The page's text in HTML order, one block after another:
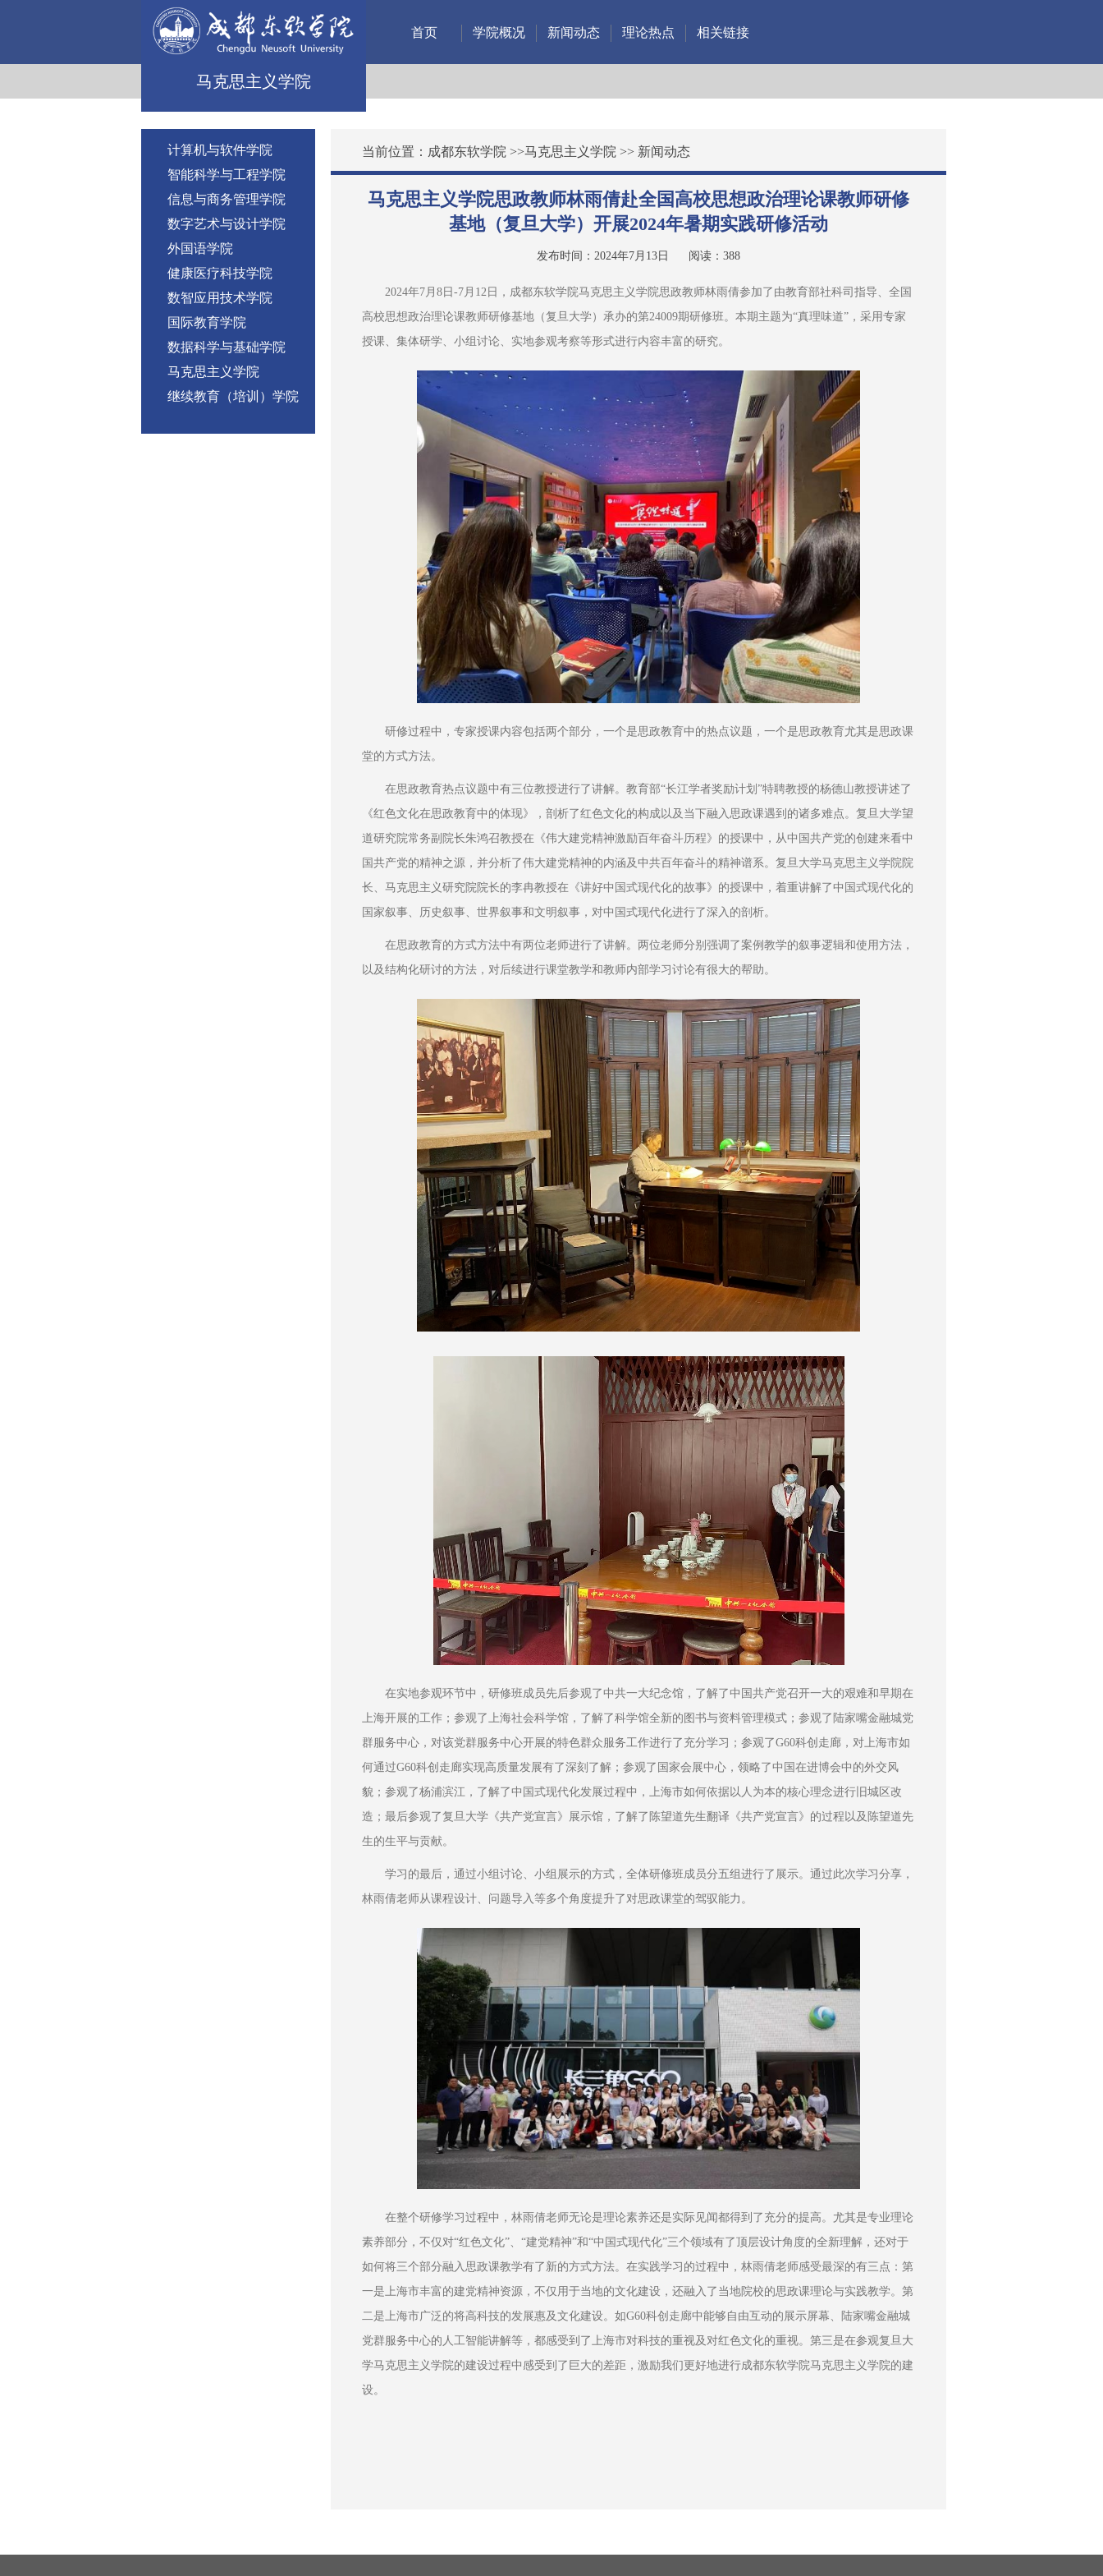
马克思主义学院
首页 学院概况 新闻动态 理论热点 相关链接
计算机与软件学院
智能科学与工程学院
信息与商务管理学院
数字艺术与设计学院
外国语学院
健康医疗科技学院
数智应用技术学院
国际教育学院
数据科学与基础学院
马克思主义学院
继续教育（培训）学院
当前位置： 成都东软学院 >>马克思主义学院 >> 新闻动态
马克思主义学院思政教师林雨倩赴全国高校思想政治理论课教师研修
基地（复旦大学）开展2024年暑期实践研修活动
发布时间：2024年7月13日 阅读： 388
2024年7月8日-7月12日，成都东软学院马克思主义学院思政教师林雨倩参加了由教育部社科司指导、全国
高校思想政治理论课教师研修基地（复旦大学）承办的第24009期研修班。本期主题为“真理味道”，采用专家
授课、集体研学、小组讨论、实地参观考察等形式进行内容丰富的研究。
研修过程中，专家授课内容包括两个部分，一个是思政教育中的热点议题，一个是思政教育尤其是思政课
堂的方式方法。
在思政教育热点议题中有三位教授进行了讲解。教育部“长江学者奖励计划”特聘教授的杨德山教授讲述了
《红色文化在思政教育中的体现》，剖析了红色文化的构成以及当下融入思政课遇到的诸多难点。复旦大学望
道研究院常务副院长朱鸿召教授在《伟大建党精神激励百年奋斗历程》的授课中，从中国共产党的创建来看中
国共产党的精神之源，并分析了伟大建党精神的内涵及中共百年奋斗的精神谱系。复旦大学马克思主义学院院
长、马克思主义研究院院长的李冉教授在《讲好中国式现代化的故事》的授课中，着重讲解了中国式现代化的
国家叙事、历史叙事、世界叙事和文明叙事，对中国式现代化进行了深入的剖析。
在思政教育的方式方法中有两位老师进行了讲解。两位老师分别强调了案例教学的叙事逻辑和使用方法，
以及结构化研讨的方法，对后续进行课堂教学和教师内部学习讨论有很大的帮助。
在实地参观环节中，研修班成员先后参观了中共一大纪念馆，了解了中国共产党召开一大的艰难和早期在
上海开展的工作；参观了上海社会科学馆，了解了科学馆全新的图书与资料管理模式；参观了陆家嘴金融城党
群服务中心，对该党群服务中心开展的特色群众服务工作进行了充分学习；参观了G60科创走廊，对上海市如
何通过G60科创走廊实现高质量发展有了深刻了解；参观了国家会展中心，领略了中国在进博会中的外交风
貌；参观了杨浦滨江，了解了中国式现代化发展过程中，上海市如何依据以人为本的核心理念进行旧城区改
造；最后参观了复旦大学《共产党宣言》展示馆，了解了陈望道先生翻译《共产党宣言》的过程以及陈望道先
生的生平与贡献。
学习的最后，通过小组讨论、小组展示的方式，全体研修班成员分五组进行了展示。通过此次学习分享，
林雨倩老师从课程设计、问题导入等多个角度提升了对思政课堂的驾驭能力。
在整个研修学习过程中，林雨倩老师无论是理论素养还是实际见闻都得到了充分的提高。尤其是专业理论
素养部分，不仅对“红色文化”、“建党精神”和“中国式现代化”三个领域有了顶层设计角度的全新理解，还对于
如何将三个部分融入思政课教学有了新的方式方法。在实践学习的过程中，林雨倩老师感受最深的有三点：第
一是上海市丰富的建党精神资源，不仅用于当地的文化建设，还融入了当地院校的思政课理论与实践教学。第
二是上海市广泛的将高科技的发展惠及文化建设。如G60科创走廊中能够自由互动的展示屏幕、陆家嘴金融城
党群服务中心的人工智能讲解等，都感受到了上海市对科技的重视及对红色文化的重视。第三是在参观复旦大
学马克思主义学院的建设过程中感受到了巨大的差距，激励我们更好地进行成都东软学院马克思主义学院的建
设。